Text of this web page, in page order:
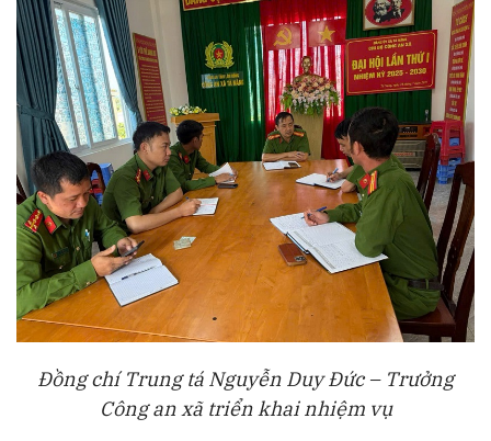
Đồng chí Trung tá Nguyễn Duy Đức – Trưởng
Công an xã triển khai nhiệm vụ